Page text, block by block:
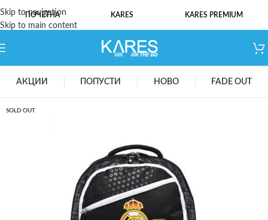
Skip to navigation
Skip to main content
ПОЧЕТНА KARES KARES PREMIUM
АКЦИИ ПОПУСТИ НОВО FADE OUT
SOLD OUT